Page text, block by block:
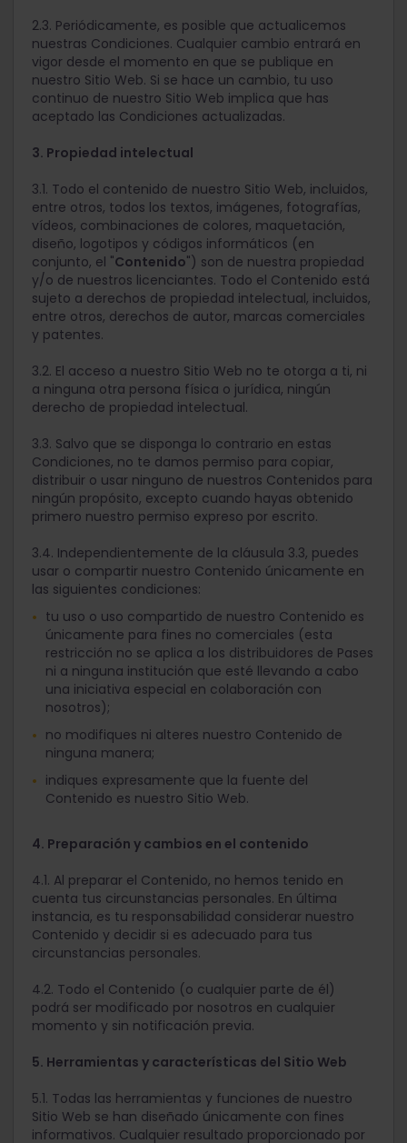
2.3. Periódicamente, es posible que actualicemos
nuestras Condiciones. Cualquier cambio entrará en
vigor desde el momento en que se publique en
nuestro Sitio Web. Si se hace un cambio, tu uso
continuo de nuestro Sitio Web implica que has
aceptado las Condiciones actualizadas.
3. Propiedad intelectual
3.1. Todo el contenido de nuestro Sitio Web, incluidos,
entre otros, todos los textos, imágenes, fotografías,
vídeos, combinaciones de colores, maquetación,
diseño, logotipos y códigos informáticos (en
conjunto, el "Contenido") son de nuestra propiedad
y/o de nuestros licenciantes. Todo el Contenido está
sujeto a derechos de propiedad intelectual, incluidos,
entre otros, derechos de autor, marcas comerciales
y patentes.
3.2. El acceso a nuestro Sitio Web no te otorga a ti, ni
a ninguna otra persona física o jurídica, ningún
derecho de propiedad intelectual.
3.3. Salvo que se disponga lo contrario en estas
Condiciones, no te damos permiso para copiar,
distribuir o usar ninguno de nuestros Contenidos para
ningún propósito, excepto cuando hayas obtenido
primero nuestro permiso expreso por escrito.
3.4. Independientemente de la cláusula 3.3, puedes
usar o compartir nuestro Contenido únicamente en
las siguientes condiciones:
tu uso o uso compartido de nuestro Contenido es
únicamente para fines no comerciales (esta
restricción no se aplica a los distribuidores de Pases
ni a ninguna institución que esté llevando a cabo
una iniciativa especial en colaboración con
nosotros);
no modifiques ni alteres nuestro Contenido de
ninguna manera;
indiques expresamente que la fuente del
Contenido es nuestro Sitio Web.
4. Preparación y cambios en el contenido
4.1. Al preparar el Contenido, no hemos tenido en
cuenta tus circunstancias personales. En última
instancia, es tu responsabilidad considerar nuestro
Contenido y decidir si es adecuado para tus
circunstancias personales.
4.2. Todo el Contenido (o cualquier parte de él)
podrá ser modificado por nosotros en cualquier
momento y sin notificación previa.
5. Herramientas y características del Sitio Web
5.1. Todas las herramientas y funciones de nuestro
Sitio Web se han diseñado únicamente con fines
informativos. Cualquier resultado proporcionado por